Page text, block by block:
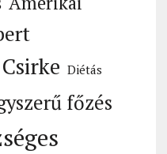
Csirke Diétás
főzés